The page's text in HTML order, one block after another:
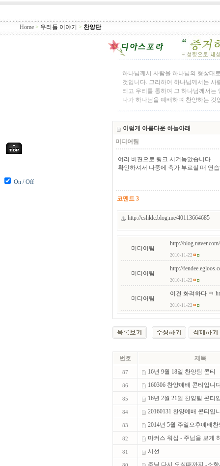
On / Off
Home > 우리들 이야기 > 찬양단
하나님께서 사람을 하나님의 형상대
것입니다. 그리하여 하나님께서는 사
리고 우리를 통하여 그 하나님께서는
나가 하나님을 예배하며 찬양하는 것
이렇게 아름다운 하늘아래
미디어팀
여러 버젼으로 링크 시켜놓았습니다.
확인하셔서 나중에 축가 부르실 때 연
코멘트 3
http://eshklc.blog.me/40113664685
미디어팀
http://
2010-11-22
미디어팀
http://
2010-11-22
미디어팀
이건 화려하다 ㅋ
2010-11-22
번호 제목
87 16년 9월 18일 찬양팀 콘티
86 160306 찬양예배 콘티입니
85 16년 2월 21일 찬양팀 콘티
84 20160131 찬양예배 콘티입
83 2014년 5월 주일오후예배
82 마커스 워십 - 주님을 보게
81 시선
주님 다시 오실때까지 -소